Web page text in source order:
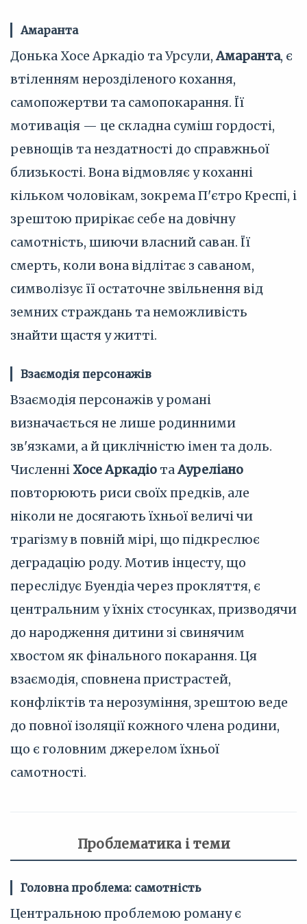
Амаранта
Донька Хосе Аркадіо та Урсули,Амаранта, є
втіленням нерозділеного кохання,
самопожертви та самопокарання. Її
мотивація — це складна суміш гордості,
ревнощів та нездатності до справжньої
близькості. Вона відмовляє у коханні
кільком чоловікам, зокрема П'єтро Креспі, і
зрештою прирікає себе на довічну
самотність, шиючи власний саван. Її
смерть, коли вона відлітає з саваном,
символізує її остаточне звільнення від
земних страждань та неможливість
знайти щастя у житті.
Взаємодія персонажів
Взаємодія персонажів у романі
визначається не лише родинними
зв'язками, а й циклічністю імен та доль.
ЧисленніХосе Аркадіо таАуреліано
повторюють риси своїх предків, але
ніколи не досягають їхньої величі чи
трагізму в повній мірі, що підкреслює
деградацію роду. Мотив інцесту, що
переслідує Буендіа через прокляття, є
центральним у їхніх стосунках, призводячи
до народження дитини зі свинячим
хвостом як фінального покарання. Ця
взаємодія, сповнена пристрастей,
конфліктів та нерозуміння, зрештою веде
до повної ізоляції кожного члена родини,
що є головним джерелом їхньої
самотності.
Проблематика і теми
Головна проблема: самотність
Центральною проблемою роману є